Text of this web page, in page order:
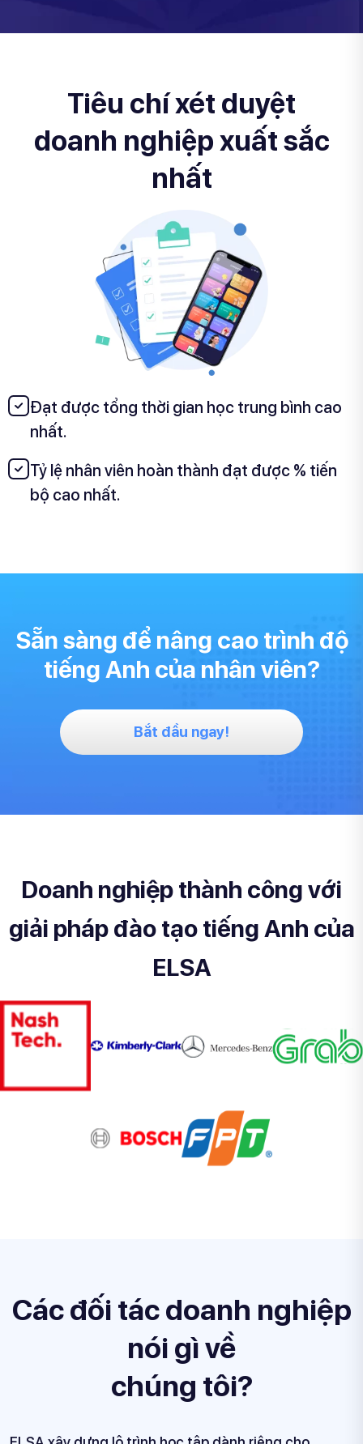
Tiêu chí xét duyệt
doanh nghiệp xuất sắc
nhất
Đạt được tổng thời gian học trung bình cao
nhất.
Tỷ lệ nhân viên hoàn thành đạt được % tiến
bộ cao nhất.
Sẵn sàng để nâng cao trình độ
tiếng Anh của nhân viên?
Bắt đầu ngay!
Doanh nghiệp thành công với
giải pháp đào tạo tiếng Anh của
ELSA
Các đối tác doanh nghiệp
nói gì về
chúng tôi?